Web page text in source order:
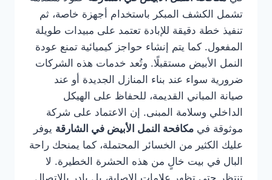
تشمل الكشف المبكر باستخدام أجهزة خاصة، ثم
تنفيذ خطة دقيقة للإبادة تعتمد على مبيدات طويلة
المفعول. كما يتم إنشاء حواجز كيميائية تمنع عودة
النمل الأبيض مستقبلًا. وتُعد خدمات هذه الشركات
ضرورية سواء عند بناء المنازل الجديدة أو عند
صيانة المباني القديمة، للحفاظ على الهيكل
الداخلي وسلامة المبنى. إن الاعتماد على شركة
موثوقة في مكافحة النمل الأبيض في الشارقة يوفر
عليك الكثير من الخسائر المحتملة، كما يمنحك راحة
البال في بيت خالٍ من هذه الحشرة الخطيرة. لا
تنتظر حتى تظهر علامات الإصابة، بل بادر بالاتصال